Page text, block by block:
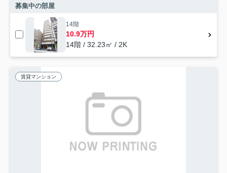
募集中の部屋
14階
10.9万円
14階 / 32.23㎡ / 2K
賃貸マンション